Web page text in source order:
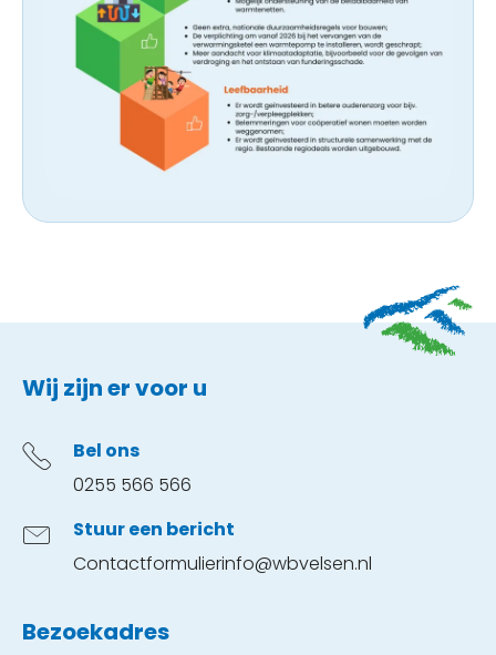
Contactinformatie
Wij zijn er voor u
Bel ons
0255 566 566
Stuur een bericht
Contactformulierinfo@wbvelsen.nl
Bezoekadres